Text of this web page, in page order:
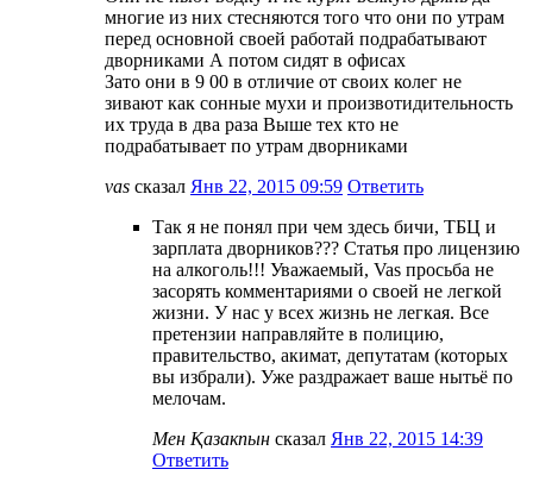
многие из них стесняются того что они по утрам
перед основной своей работай подрабатывают
дворниками А потом сидят в офисах
Зато они в 9 00 в отличие от своих колег не
зивают как сонные мухи и произвотидительность
их труда в два раза Выше тех кто не
подрабатывает по утрам дворниками
vas сказал Янв 22, 2015 09:59 Ответить
Так я не понял при чем здесь бичи, ТБЦ и
зарплата дворников??? Статья про лицензию
на алкоголь!!! Уважаемый, Vas просьба не
засорять комментариями о своей не легкой
жизни. У нас у всех жизнь не легкая. Все
претензии направляйте в полицию,
правительство, акимат, депутатам (которых
вы избрали). Уже раздражает ваше нытьё по
мелочам.
Мен Қазакпын сказал Янв 22, 2015 14:39
Ответить